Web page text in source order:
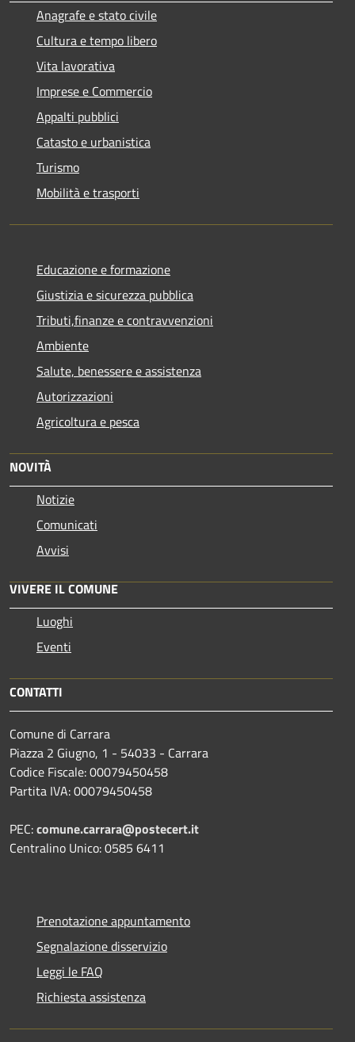
Anagrafe e stato civile
Cultura e tempo libero
Vita lavorativa
Imprese e Commercio
Appalti pubblici
Catasto e urbanistica
Turismo
Mobilità e trasporti
Educazione e formazione
Giustizia e sicurezza pubblica
Tributi,finanze e contravvenzioni
Ambiente
Salute, benessere e assistenza
Autorizzazioni
Agricoltura e pesca
NOVITÀ
Notizie
Comunicati
Avvisi
VIVERE IL COMUNE
Luoghi
Eventi
CONTATTI
Comune di Carrara
Piazza 2 Giugno, 1 - 54033 - Carrara
Codice Fiscale: 00079450458
Partita IVA: 00079450458
PEC:comune.carrara@postecert.it
Centralino Unico: 0585 6411
Prenotazione appuntamento
Segnalazione disservizio
Leggi le FAQ
Richiesta assistenza